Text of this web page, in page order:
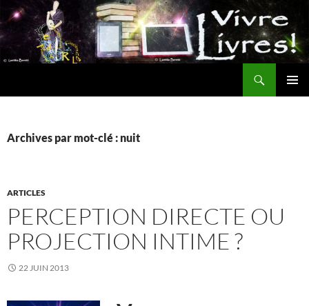
Aller
au
contenu
Archives par mot-clé : nuit
ARTICLES
PERCEPTION DIRECTE OU
PROJECTION INTIME ?
22 JUIN 2013